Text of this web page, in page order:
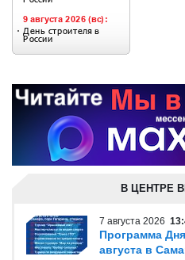
В ЦЕНТРЕ
7 августа 2026
Программа
августа в